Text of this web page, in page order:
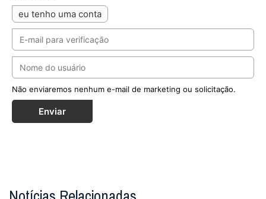
eu tenho uma conta
Não enviaremos nenhum e-mail de marketing ou solicitação.
Enviar